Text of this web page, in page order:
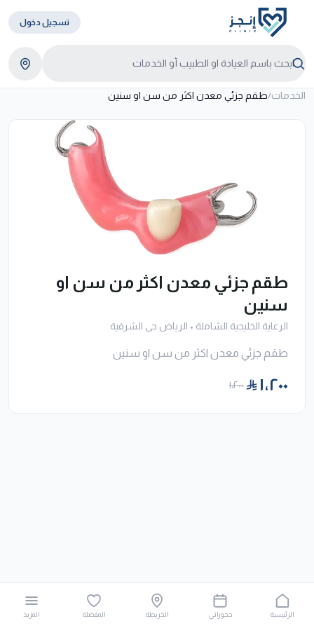
تسجيل دخول
الخدمات/طقم جزئي معدن اكثر من سن او سنين
طقم جزئي معدن اكثر من سن او
سنين
الرعاية الخليجية الشاملة • الرياض حى الشرفية
طقم جزئي معدن اكثر من سن او سنين
١٬٢٠٠ ١٬٢٠٠
الرئيسية حجوزاتي الخريطة المفضلة المزيد